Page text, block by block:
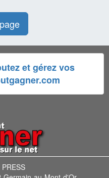
et gérez vos